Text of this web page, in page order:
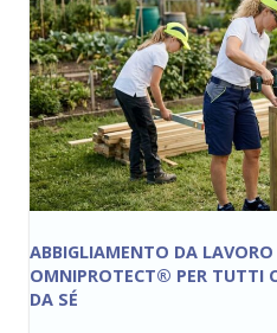
ABBIGLIAMENTO DA LAVORO
OMNIPROTECT® PER TUTTI
DA SÉ